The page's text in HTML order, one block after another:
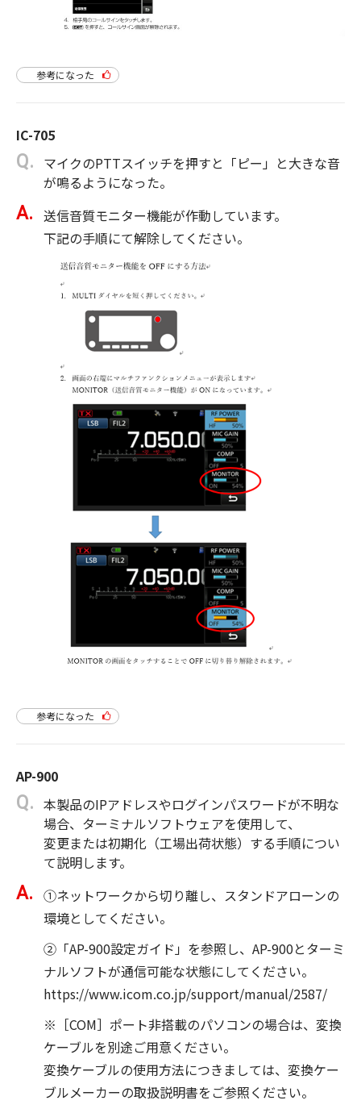
参考になった
IC-705
マイクのPTTスイッチを押すと「ピー」と大きな音
が鳴るようになった。
送信音質モニター機能が作動しています。
下記の手順にて解除してください。
参考になった
AP-900
本製品のIPアドレスやログインパスワードが不明な
場合、ターミナルソフトウェアを使用して、
変更または初期化（工場出荷状態）する手順につい
て説明します。
①ネットワークから切り離し、スタンドアローンの
環境としてください。
②「AP-900設定ガイド」を参照し、AP-900とターミ
ナルソフトが通信可能な状態にしてください。
https://www.icom.co.jp/support/manual/2587/
※［COM］ポート非搭載のパソコンの場合は、変換
ケーブルを別途ご用意ください。
変換ケーブルの使用方法につきましては、変換ケー
ブルメーカーの取扱説明書をご参照ください。